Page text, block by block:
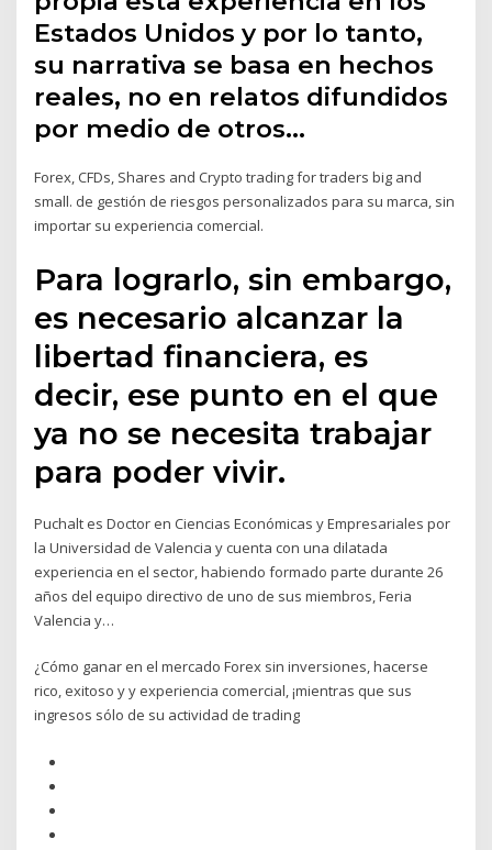
Estados Unidos y por lo tanto,
su narrativa se basa en hechos
reales, no en relatos difundidos
por medio de otros…
Forex, CFDs, Shares and Crypto trading for traders big and
small. de gestión de riesgos personalizados para su marca, sin
importar su experiencia comercial.
Para lograrlo, sin embargo,
es necesario alcanzar la
libertad financiera, es
decir, ese punto en el que
ya no se necesita trabajar
para poder vivir.
Puchalt es Doctor en Ciencias Económicas y Empresariales por
la Universidad de Valencia y cuenta con una dilatada
experiencia en el sector, habiendo formado parte durante 26
años del equipo directivo de uno de sus miembros, Feria
Valencia y…
¿Cómo ganar en el mercado Forex sin inversiones, hacerse
rico, exitoso y y experiencia comercial, ¡mientras que sus
ingresos sólo de su actividad de trading